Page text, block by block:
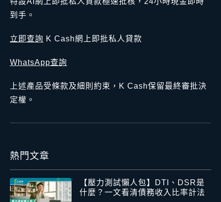
到手。
立即查詢 K Cash網上即批私人貸款
WhatsApp查詢
上述產品受條款及細則約束，K Cash保留最終審批決
定權。
熱門文章
【壓力測試懶人包】DTI、DSR是
什麼？一文看清債務收入比率計法